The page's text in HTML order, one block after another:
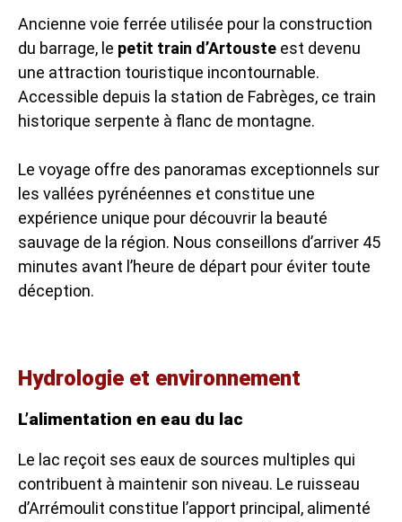
Ancienne voie ferrée utilisée pour la construction
du barrage, le petit train d’Artouste est devenu
une attraction touristique incontournable.
Accessible depuis la station de Fabrèges, ce train
historique serpente à flanc de montagne.
Le voyage offre des panoramas exceptionnels sur
les vallées pyrénéennes et constitue une
expérience unique pour découvrir la beauté
sauvage de la région. Nous conseillons d’arriver 45
minutes avant l’heure de départ pour éviter toute
déception.
Hydrologie et environnement
L’alimentation en eau du lac
Le lac reçoit ses eaux de sources multiples qui
contribuent à maintenir son niveau. Le ruisseau
d’Arrémoulit constitue l’apport principal, alimenté